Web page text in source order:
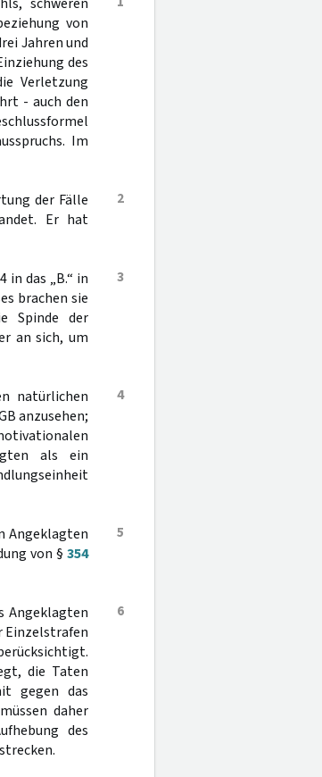
von
Jahren und
des
Verletzung
- auch den
Im
2
der Fälle
Er hat
3
in das „B.“ in
brachen sie
Spinde der
an sich, um
4
natürlichen
anzusehen;
als ein
5
Angeklagten
von §354
6
Angeklagten
Einzelstrafen
die Taten
gegen das
daher
des